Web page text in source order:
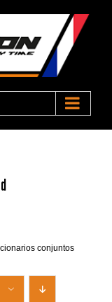
conjuntos